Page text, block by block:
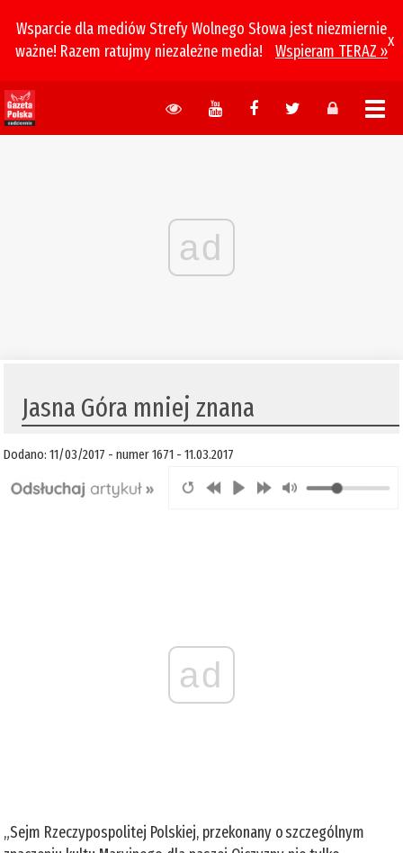
Wsparcie dla mediów Strefy Wolnego Słowa jest niezmiernie
ważne! Razem ratujmy niezależne media!
Wspieram TERAZ »
x
ad
Jasna Góra mniej znana
Dodano: 11/03/2017 - numer 1671 - 11.03.2017
ad
„Sejm Rzeczypospolitej Polskiej, przekonany o szczególnym